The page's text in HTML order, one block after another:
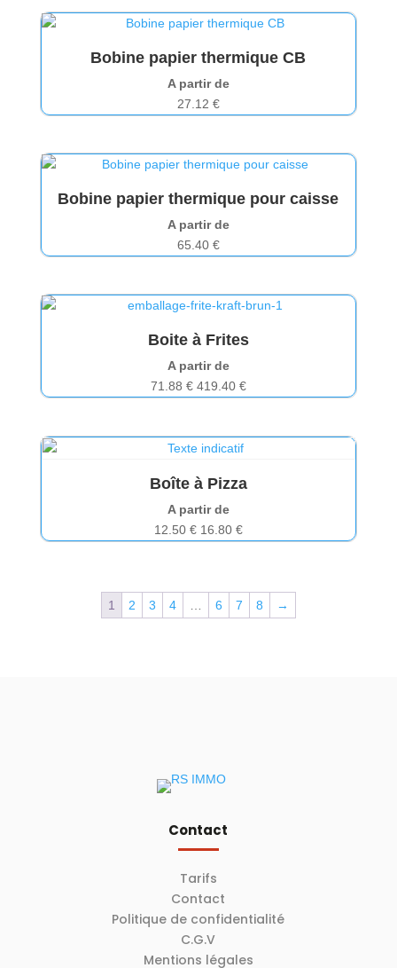
Bobine papier thermique CB
A partir de
27.12 €
Bobine papier thermique pour caisse
A partir de
65.40 €
Boite à Frites
A partir de
71.88 € 419.40 €
Boîte à Pizza
A partir de
12.50 € 16.80 €
1 2 3 4 6 7 8 →
Contact
Tarifs
Contact
Politique de confidentialité
C.G.V
Mentions légales